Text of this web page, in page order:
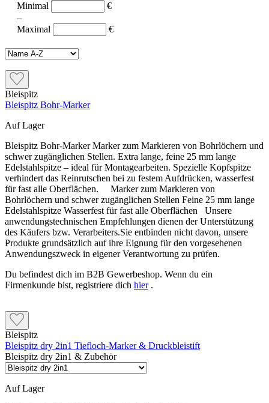
Minimal
€
–
Maximal
€
Bleispitz
Bleispitz Bohr-Marker
Auf Lager
Bleispitz Bohr-Marker Marker zum Markieren von Bohrlöchern und
schwer zugänglichen Stellen. Extra lange, feine 25 mm lange
Edelstahlspitze – ideal für Montagearbeiten. Spezielle Kopfspitze
verhindert das Reinrutschen bei zu festem Aufdrücken, wasserfest
für fast alle Oberflächen. Marker zum Markieren von
Bohrlöchern und schwer zugänglichen Stellen Feine 25 mm lange
Edelstahlspitze Wasserfest für fast alle Oberflächen Unsere
anwendungstechnischen Empfehlungen dienen der Unterstützung
des Käufers bzw. Verarbeiters.Sie entbinden nicht davon, unsere
Produkte grundsätzlich auf ihre Eignung für den vorgesehenen
Anwendungszweck in eigener Verantwortung zu prüfen.
Du befindest dich im B2B Gewerbeshop. Wenn du ein
Firmenkunde bist, registriere dich hier.
Bleispitz
Bleispitz dry 2in1 Tiefloch-Marker & Druckbleistift
Bleispitz dry 2in1 & Zubehör
Auf Lager